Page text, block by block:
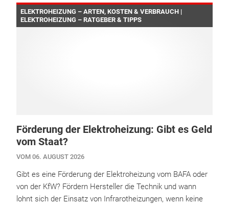
ELEKTROHEIZUNG – ARTEN, KOSTEN & VERBRAUCH |
ELEKTROHEIZUNG – RATGEBER & TIPPS
Förderung der Elektroheizung: Gibt es Geld
vom Staat?
VOM 06. AUGUST 2026
Gibt es eine Förderung der Elektroheizung vom BAFA oder
von der KfW? Fördern Hersteller die Technik und wann
lohnt sich der Einsatz von Infrarotheizungen, wenn keine